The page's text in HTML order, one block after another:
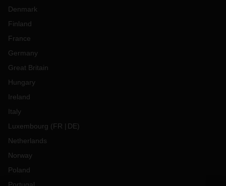
Denmark
Finland
France
Germany
Great Britain
Hungary
Ireland
Italy
Luxembourg (FR DE)
Netherlands
Norway
Poland